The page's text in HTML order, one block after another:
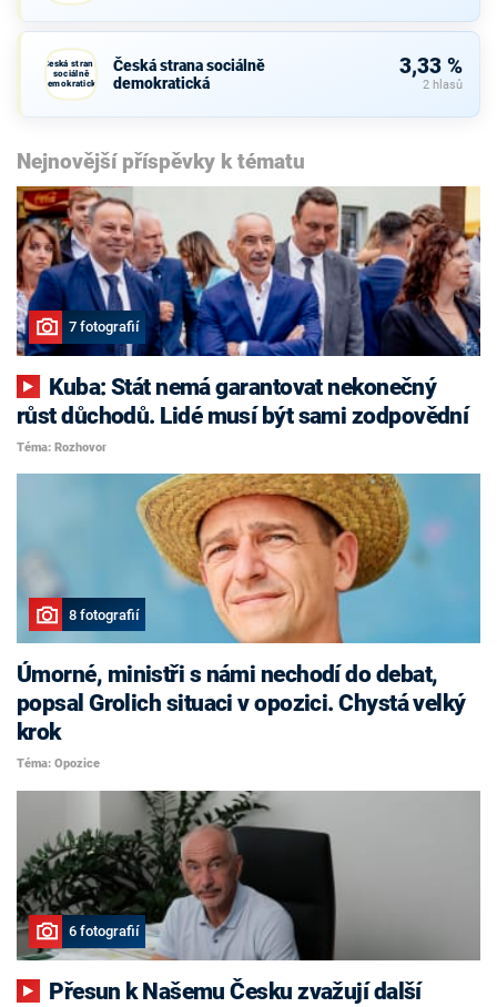
Česká strana
sociálně
demokratická
Česká strana sociálně
demokratická
3,33 %
2 hlasů
Nejnovější příspěvky k tématu
7 fotografií
růst důchodů. Lidé musí být sami zodpovědní
Téma: Rozhovor
8 fotografií
Úmorné, ministři s námi nechodí do debat,
popsal Grolich situaci v opozici. Chystá velký
krok
Téma: Opozice
6 fotografií